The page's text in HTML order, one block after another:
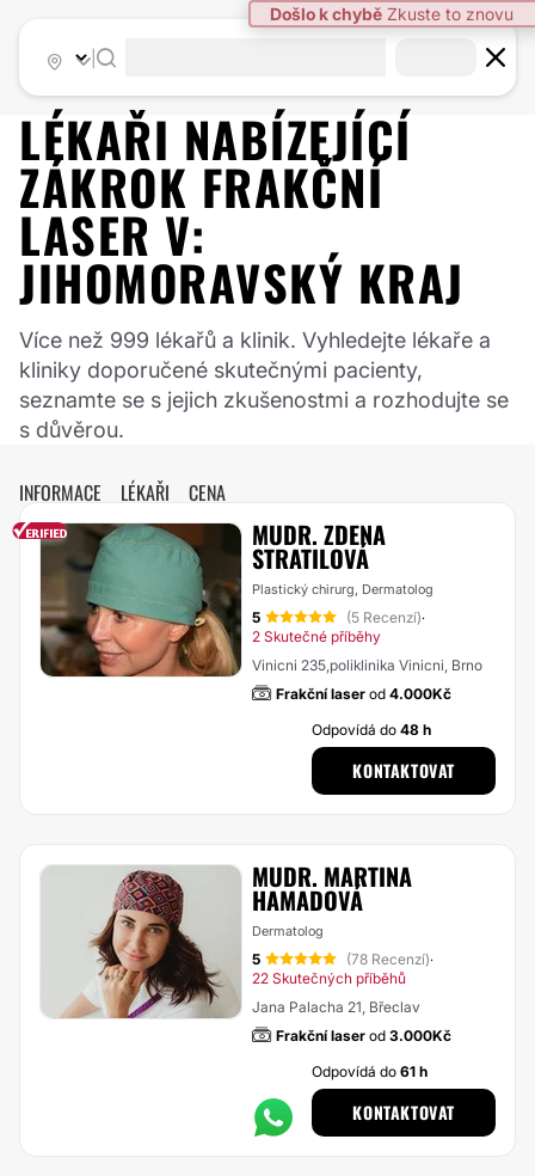
LÉKAŘI NABÍZEJÍCÍ
ZÁKROK FRAKČNÍ
LASER V:
JIHOMORAVSKÝ KRAJ
Více než 999 lékařů a klinik. Vyhledejte lékaře a
kliniky doporučené skutečnými pacienty,
seznamte se s jejich zkušenostmi a rozhodujte se
s důvěrou.
INFORMACE LÉKAŘI CENA
MUDR. ZDENA
STRATILOVÁ
Plastický chirurg, Dermatolog
5 (5 Recenzí)·
2 Skutečné příběhy
Vinicni 235,poliklinika Vinicni, Brno
Frakční laser od 4.000Kč
Odpovídá do48 h
KONTAKTOVAT
MUDR. MARTINA
HAMADOVÁ
Dermatolog
5 (78 Recenzí)·
22 Skutečných příběhů
Jana Palacha 21, Břeclav
Frakční laser od 3.000Kč
Odpovídá do61 h
KONTAKTOVAT